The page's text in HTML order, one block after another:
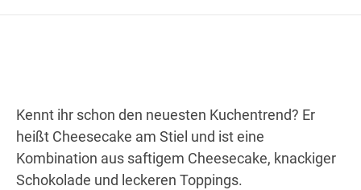
Wegbeschreibung erhalten
Kennt ihr schon den neuesten Kuchentrend? Er
heißt Cheesecake am Stiel und ist eine
Kombination aus saftigem Cheesecake, knackiger
Schokolade und leckeren Toppings.